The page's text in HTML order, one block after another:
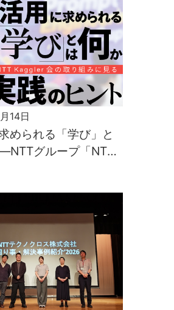
14日
められる「学び」と
グループ「NTT